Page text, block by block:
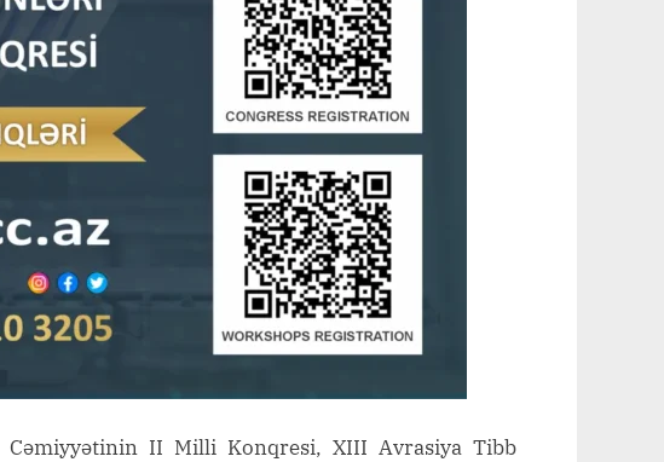
Cəmiyyətinin II Milli Konqresi, XIII Avrasiya Tibb